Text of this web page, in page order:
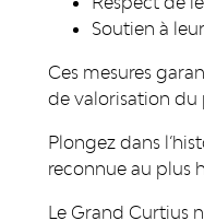
Soutien à
Ces mesures
de valorisation du
Plongez dans
reconnue au plus
Le Grand Curtius